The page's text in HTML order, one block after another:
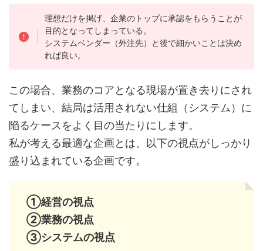
理想だけを掲げ、企業のトップに承認をもらうことが
目的となってしまっている。
システムベンダー（外注先）と後で細かいことは決め
れば良い。
この場合、業務のコアとなる現場が置き去りにされ
てしまい、結局は活用されない仕組（システム）に
陥るケースをよく目の当たりにします。
私が考える最適な企画とは、以下の視点がしっかり
盛り込まれている企画です。
①経営の視点
②業務の視点
③システムの視点